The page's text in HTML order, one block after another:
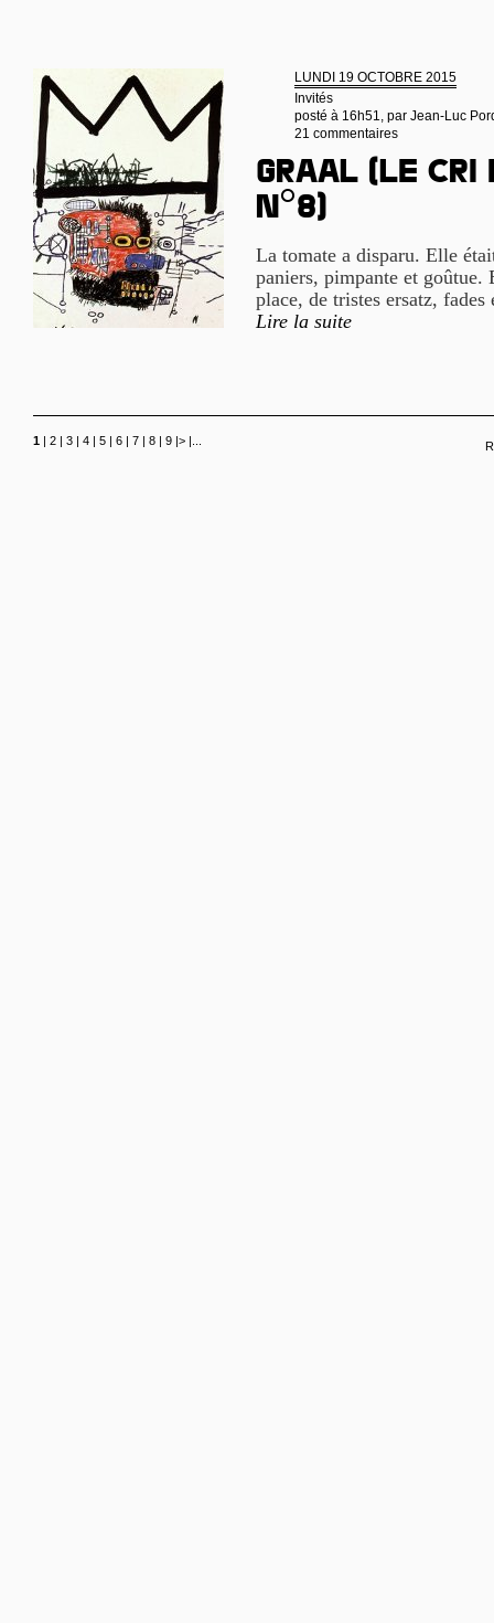
LUNDI 19 OCTOBRE 2015
Invités
posté à 16h51, par Jean-Luc
21 commentaires
Graal (le cri
n°8)
La tomate a disparu. Elle
paniers, pimpante et
place, de tristes ersatz,
Lire la suite
1 | 2 | 3 | 4 | 5 | 6 | 7 | 8 | 9 |> |